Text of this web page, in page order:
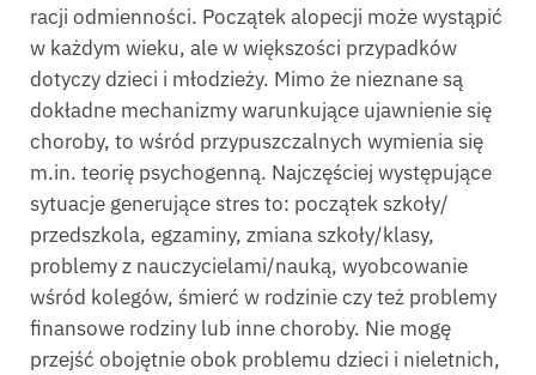
racji odmienności. Początek alopecji może wystąpić
w każdym wieku, ale w większości przypadków
dotyczy dzieci i młodzieży. Mimo że nieznane są
dokładne mechanizmy warunkujące ujawnienie się
choroby, to wśród przypuszczalnych wymienia się
m.in. teorię psychogenną. Najczęściej występujące
sytuacje generujące stres to: początek szkoły/
przedszkola, egzaminy, zmiana szkoły/klasy,
problemy z nauczycielami/nauką, wyobcowanie
wśród kolegów, śmierć w rodzinie czy też problemy
finansowe rodziny lub inne choroby. Nie mogę
przejść obojętnie obok problemu dzieci i nieletnich,